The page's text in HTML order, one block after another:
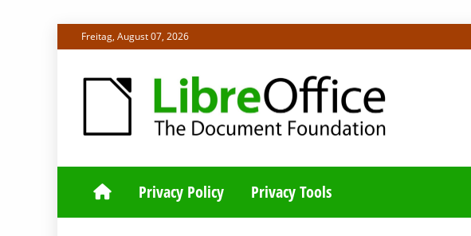
to
Freitag, August 07, 2026
DEUTSCHER
Privacy Policy Privacy Tools